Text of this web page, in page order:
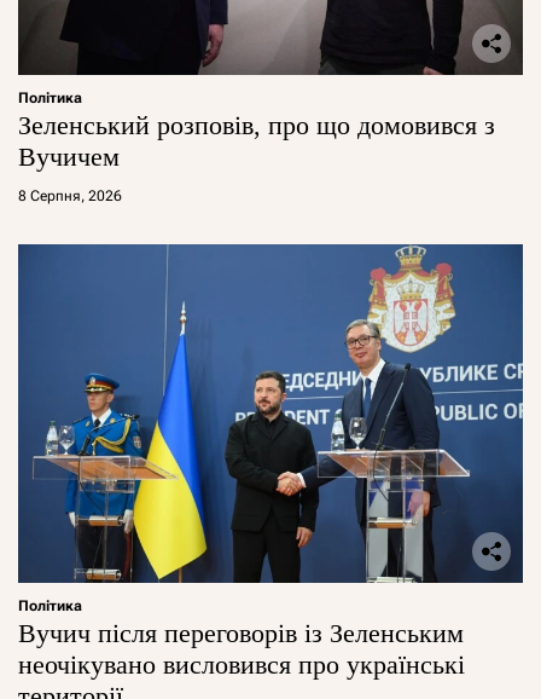
Політика
Зеленський розповів, про що домовився з
Вучичем
8 Серпня, 2026
Політика
Вучич після переговорів із Зеленським
неочікувано висловився про українські